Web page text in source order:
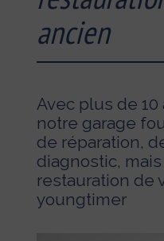
ancien
Avec plus de
notre garage
de réparation,
diagnostic,
restauration de
youngtimer